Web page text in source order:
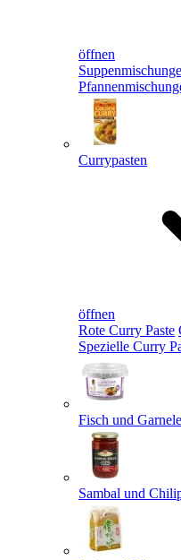
öffnen
Currypasten
öffnen
Rote Curry Paste
Spezielle Curry
Fisch und
Sambal und